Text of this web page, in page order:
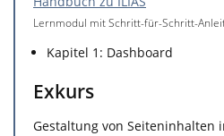
Lernmodul mit Schritt-für-Schritt-
Kapitel 1: Dashboard
Exkurs
Gestaltung von Seiteninhalten